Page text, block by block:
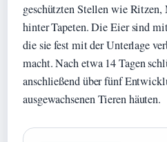
geschützten Stellen wie
hinter Tapeten. Die Eier sind
die sie fest mit der Unterlage
macht. Nach etwa 14 Tagen
anschließend über fünf
ausgewachsenen Tieren häuten.